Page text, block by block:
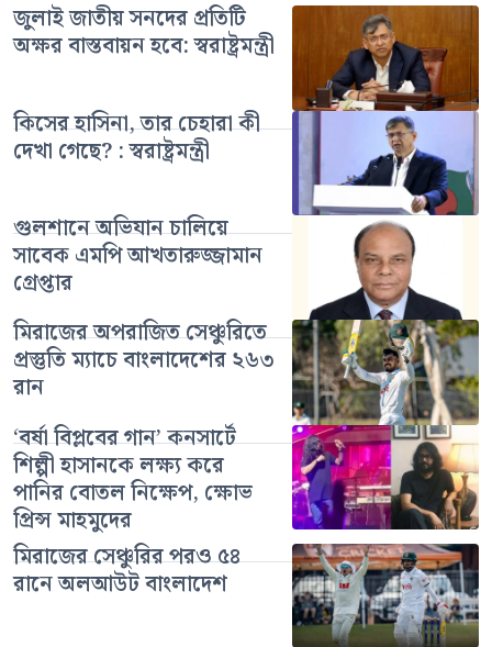
জুলাই জাতীয় সনদের প্রতিটি
অক্ষর বাস্তবায়ন হবে: স্বরাষ্ট্রমন্ত্রী
কিসের হাসিনা, তার চেহারা কী
দেখা গেছে? : স্বরাষ্ট্রমন্ত্রী
গুলশানে অভিযান চালিয়ে
সাবেক এমপি আখতারুজ্জামান
গ্রেপ্তার
মিরাজের অপরাজিত সেঞ্চুরিতে
প্রস্তুতি ম্যাচে বাংলাদেশের ২৬৩
রান
‘বর্ষা বিপ্লবের গান’ কনসার্টে
শিল্পী হাসানকে লক্ষ্য করে
পানির বোতল নিক্ষেপ, ক্ষোভ
প্রিন্স মাহমুদের
মিরাজের সেঞ্চুরির পরও ৫৪
রানে অলআউট বাংলাদেশ